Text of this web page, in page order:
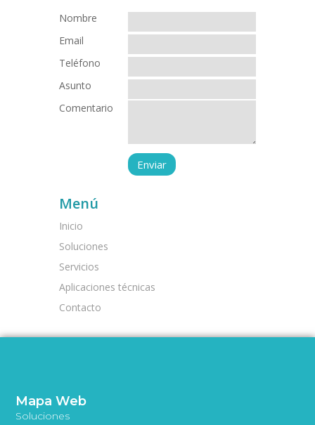
Nombre
Email
Teléfono
Asunto
Comentario
Menú
Inicio
Soluciones
Servicios
Aplicaciones técnicas
Contacto
Mapa Web
Soluciones